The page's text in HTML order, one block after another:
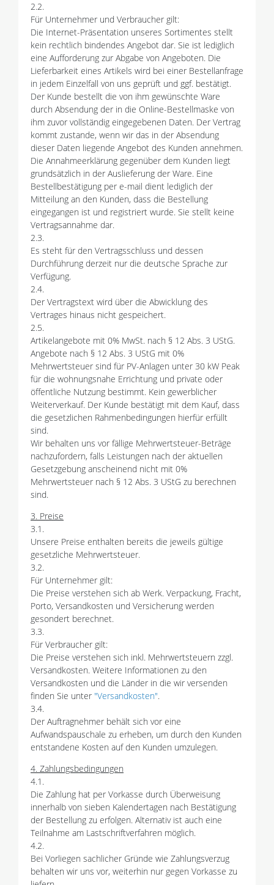
2.2.
Für Unternehmer und Verbraucher gilt:
Die Internet-Präsentation unseres Sortimentes stellt
kein rechtlich bindendes Angebot dar. Sie ist lediglich
eine Aufforderung zur Abgabe von Angeboten. Die
Lieferbarkeit eines Artikels wird bei einer Bestellanfrage
in jedem Einzelfall von uns geprüft und ggf. bestätigt.
Der Kunde bestellt die von ihm gewünschte Ware
durch Absendung der in die Online-Bestellmaske von
ihm zuvor vollständig eingegebenen Daten. Der Vertrag
kommt zustande, wenn wir das in der Absendung
dieser Daten liegende Angebot des Kunden annehmen.
Die Annahmeerklärung gegenüber dem Kunden liegt
grundsätzlich in der Auslieferung der Ware. Eine
Bestellbestätigung per e-mail dient lediglich der
Mitteilung an den Kunden, dass die Bestellung
eingegangen ist und registriert wurde. Sie stellt keine
Vertragsannahme dar.
2.3.
Es steht für den Vertragsschluss und dessen
Durchführung derzeit nur die deutsche Sprache zur
Verfügung.
2.4.
Der Vertragstext wird über die Abwicklung des
Vertrages hinaus nicht gespeichert.
2.5.
Artikelangebote mit 0% MwSt. nach § 12 Abs. 3 UStG.
Angebote nach § 12 Abs. 3 UStG mit 0%
Mehrwertsteuer sind für PV-Anlagen unter 30 kW Peak
für die wohnungsnahe Errichtung und private oder
öffentliche Nutzung bestimmt. Kein gewerblicher
Weiterverkauf. Der Kunde bestätigt mit dem Kauf, dass
die gesetzlichen Rahmenbedingungen hierfür erfüllt
sind.
Wir behalten uns vor fällige Mehrwertsteuer-Beträge
nachzufordern, falls Leistungen nach der aktuellen
Gesetzgebung anscheinend nicht mit 0%
Mehrwertsteuer nach § 12 Abs. 3 UStG zu berechnen
sind.
3. Preise
3.1.
Unsere Preise enthalten bereits die jeweils gültige
gesetzliche Mehrwertsteuer.
3.2.
Für Unternehmer gilt:
Die Preise verstehen sich ab Werk. Verpackung, Fracht,
Porto, Versandkosten und Versicherung werden
gesondert berechnet.
3.3.
Für Verbraucher gilt:
Die Preise verstehen sich inkl. Mehrwertsteuern zzgl.
Versandkosten. Weitere Informationen zu den
Versandkosten und die Länder in die wir versenden
finden Sie unter "Versandkosten".
3.4.
Der Auftragnehmer behält sich vor eine
Aufwandspauschale zu erheben, um durch den Kunden
entstandene Kosten auf den Kunden umzulegen.
4. Zahlungsbedingungen
4.1.
Die Zahlung hat per Vorkasse durch Überweisung
innerhalb von sieben Kalendertagen nach Bestätigung
der Bestellung zu erfolgen. Alternativ ist auch eine
Teilnahme am Lastschriftverfahren möglich.
4.2.
Bei Vorliegen sachlicher Gründe wie Zahlungsverzug
behalten wir uns vor, weiterhin nur gegen Vorkasse zu